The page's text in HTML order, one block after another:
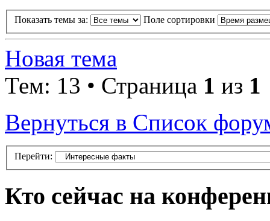
Показать темы за: Поле сортировки
Новая тема
Тем: 13 • Страница 1 из 1
Вернуться в Список
Перейти:
Кто сейчас на